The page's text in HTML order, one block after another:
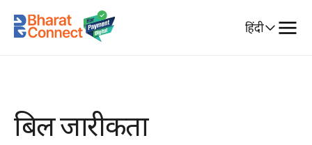
Select
हिंदी
बिल जारीकर्ता